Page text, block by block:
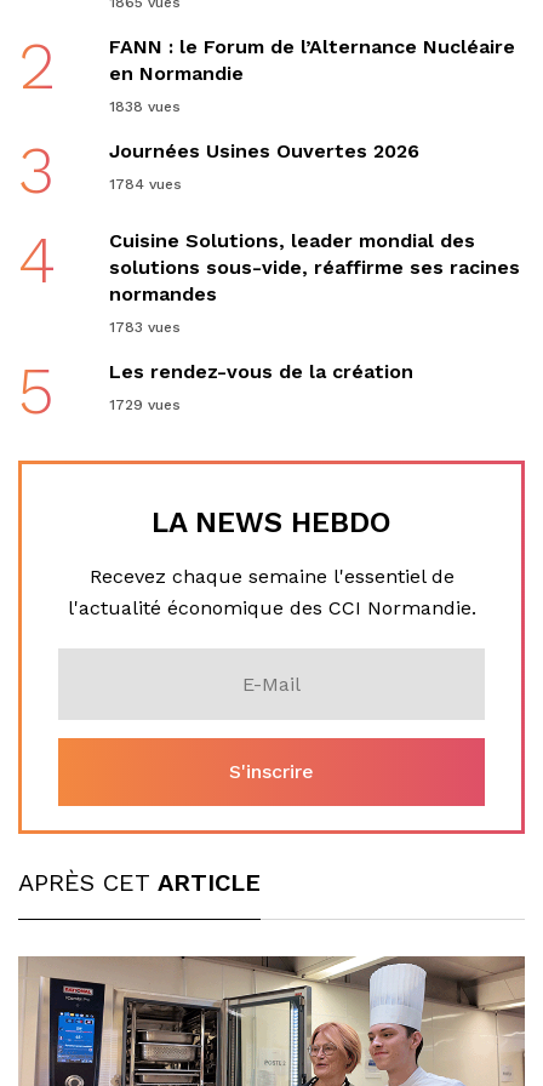
2
FANN : le Forum de l’Alternance Nucléaire
en Normandie
1838 vues
3 Journées Usines Ouvertes 2026
1784 vues
4
Cuisine Solutions, leader mondial des
solutions sous-vide, réaffirme ses racines
normandes
1783 vues
5 Les rendez-vous de la création
1729 vues
LA NEWS HEBDO
Recevez chaque semaine l'essentiel de
l'actualité économique des CCI Normandie.
APRÈS CET ARTICLE